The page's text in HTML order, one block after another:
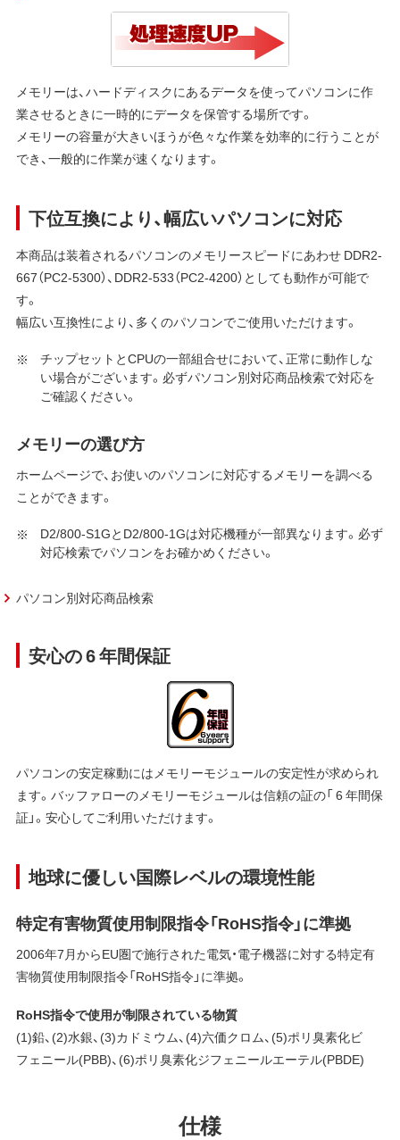
メモリーは、ハードディスクにあるデータを使ってパソコンに作
業させるときに一時的にデータを保管する場所です。
メモリーの容量が大きいほうが色々な作業を効率的に行うことが
でき、一般的に作業が速くなります。
下位互換により、幅広いパソコンに対応
本商品は装着されるパソコンのメモリースピードにあわせ DDR2-
667（PC2-5300）、DDR2-533（PC2-4200）としても動作が可能で
す。
幅広い互換性により、多くのパソコンでご使用いただけます。
チップセットとCPUの一部組合せにおいて、正常に動作しな
い場合がございます。必ずパソコン別対応商品検索で対応を
ご確認ください。
メモリーの選び方
ホームページで、お使いのパソコンに対応するメモリーを調べる
ことができます。
D2/800-S1GとD2/800-1Gは対応機種が一部異なります。必ず
対応検索でパソコンをお確かめください。
パソコン別対応商品検索
安心の 6 年間保証
パソコンの安定稼動にはメモリーモジュールの安定性が求められ
ます。バッファローのメモリーモジュールは信頼の証の「 6 年間保
証」。安心してご利用いただけます。
地球に優しい国際レベルの環境性能
特定有害物質使用制限指令「RoHS指令」に準拠
2006年7月からEU圏で施行された電気・電子機器に対する特定有
害物質使用制限指令「RoHS指令」に準拠。
RoHS指令で使用が制限されている物質
(1)鉛、(2)水銀、(3)カドミウム、(4)六価クロム、(5)ポリ臭素化ビ
フェニール(PBB)、(6)ポリ臭素化ジフェニールエーテル(PBDE)
仕様